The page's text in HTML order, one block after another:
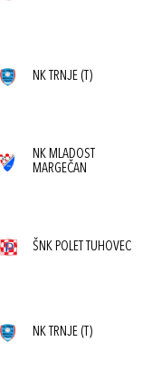
NK TRNJE (T)
NK MLADOST
MARGEČAN
ŠNK POLET TUHOVEC
NK TRNJE (T)